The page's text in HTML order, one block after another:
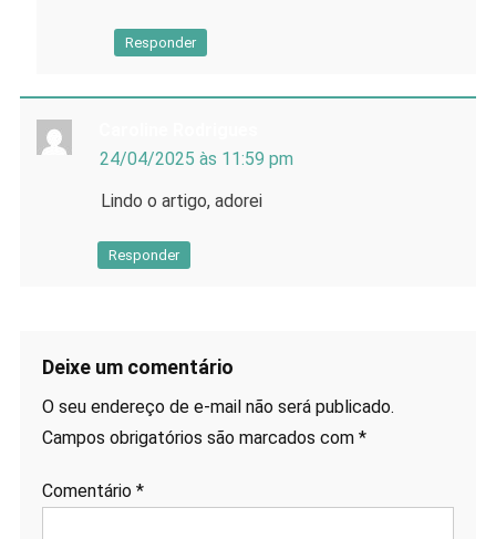
Responder
24/04/2025 às 11:59 pm
Lindo o artigo, adorei
Responder
Deixe um comentário
O seu endereço de e-mail não será publicado.
Campos obrigatórios são marcados com *
Comentário *